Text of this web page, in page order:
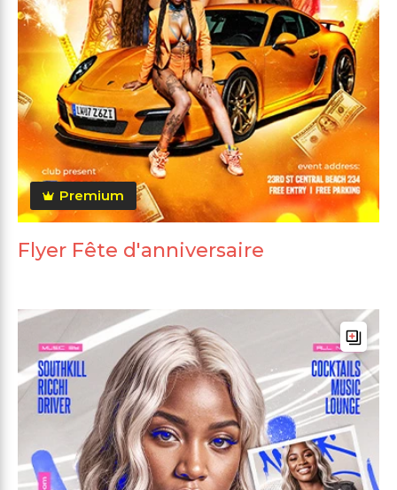
Premium
Flyer Fête d'anniversaire